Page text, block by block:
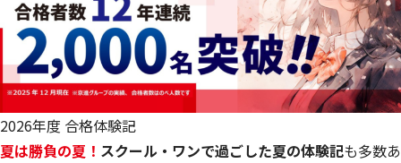
2026年度 合格体験記
夏は勝負の夏！ スクール・ワンで過ごした夏の体験記も多数あ